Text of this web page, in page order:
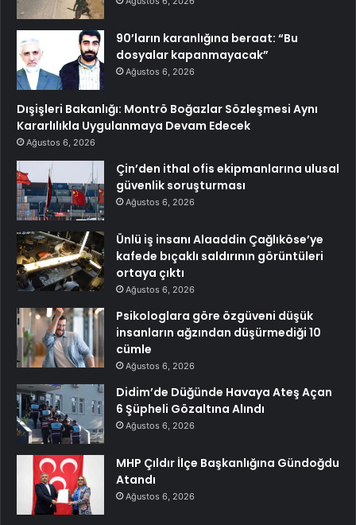
90’ların karanlığına beraat: “Bu
dosyalar kapanmayacak”
Ağustos 6, 2026
Dışişleri Bakanlığı: Montrö Boğazlar Sözleşmesi Aynı
Kararlılıkla Uygulanmaya Devam Edecek
Ağustos 6, 2026
Çin’den ithal ofis ekipmanlarına ulusal
güvenlik soruşturması
Ağustos 6, 2026
Ünlü iş insanı Alaaddin Çağlıköse’ye
kafede bıçaklı saldırının görüntüleri
ortaya çıktı
Ağustos 6, 2026
Psikologlara göre özgüveni düşük
insanların ağzından düşürmediği 10
cümle
Ağustos 6, 2026
Didim’de Düğünde Havaya Ateş Açan
6 Şüpheli Gözaltına Alındı
Ağustos 6, 2026
MHP Çıldır İlçe Başkanlığına Gündoğdu
Atandı
Ağustos 6, 2026